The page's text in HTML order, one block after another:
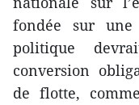
fondée sur
politique
conversion
de flotte,